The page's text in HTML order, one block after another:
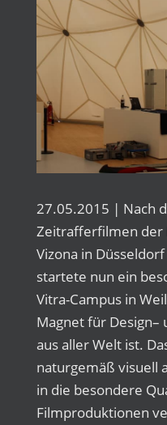
27.05.2015 | Nach
Zeitrafferfilmen der
Vizona in
startete nun ein
Vitra-Campus in
Magnet für
aus aller Welt ist.
naturgemäß visuell
in die besondere
Filmproduktionen